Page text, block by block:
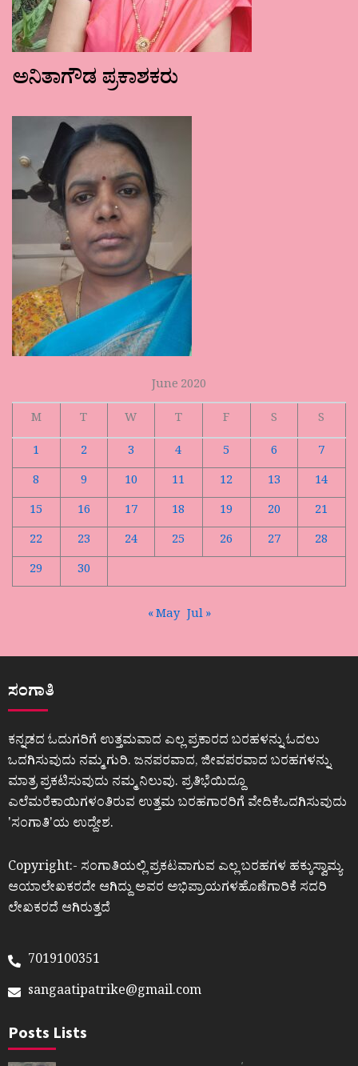
ಅನಿತಾಗೌಡ ಪ್ರಕಾಶಕರು
June 2020
M
T W T F S
S
1
2 3 4 5 6
7
8
9 10 11 12 13
14
15
16 17 18 19 20
21
22
23 24 25 26 27
28
29
30
« May Jul »
ಸಂಗಾತಿ
ಕನ್ನಡದ ಓದುಗರಿಗೆ ಉತ್ತಮವಾದ ಎಲ್ಲ ಪ್ರಕಾರದ ಬರಹಳನ್ನು ಓದಲು
ಒದಗಿಸುವುದು ನಮ್ಮ ಗುರಿ. ಜನಪರವಾದ, ಜೀವಪರವಾದ ಬರಹಗಳನ್ನು
ಮಾತ್ರ ಪ್ರಕಟಿಸುವುದು ನಮ್ಮ ನಿಲುವು. ಪ್ರತಿಭೆಯಿದ್ದೂ
ಎಲೆಮರೆಕಾಯಿಗಳಂತಿರುವ ಉತ್ತಮ ಬರಹಗಾರರಿಗೆ ವೇದಿಕೆಒದಗಿಸುವುದು
ʼಸಂಗಾತಿʼಯ ಉದ್ದೇಶ.
Copyright:- ಸಂಗಾತಿಯಲ್ಲಿ ಪ್ರಕಟವಾಗುವ ಎಲ್ಲ ಬರಹಗಳ ಹಕ್ಕುಸ್ವಾಮ್ಯ
ಆಯಾಲೇಖಕರದೇ ಆಗಿದ್ದು ಅವರ ಅಭಿಪ್ರಾಯಗಳಹೊಣೆಗಾರಿಕೆ ಸದರಿ
ಲೇಖಕರದೆ ಆಗಿರುತ್ತದೆ
7019100351
sangaatipatrike@gmail.com
Posts Lists